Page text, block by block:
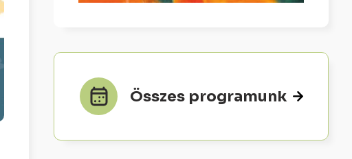
Összes programunk